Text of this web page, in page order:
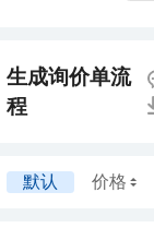
程
默认 价格